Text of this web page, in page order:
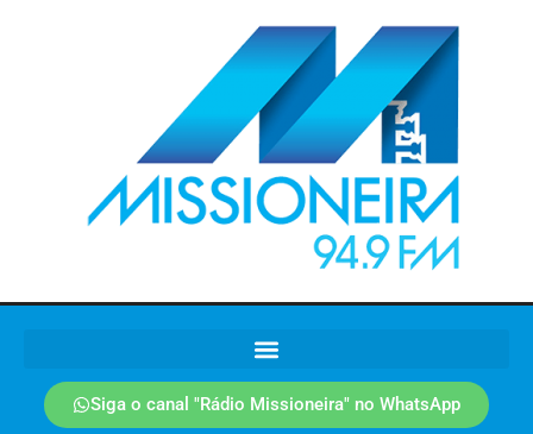
Siga o canal "Rádio Missioneira" no WhatsApp